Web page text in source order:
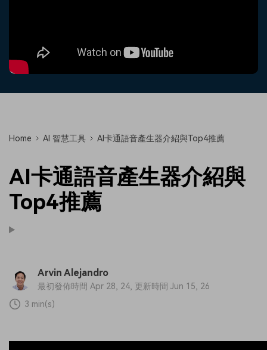
產品信息
Home AI 智慧工具 AI卡通語音產生器介紹與Top4推薦
AI卡通語音產生器介紹與
Top4推薦
Arvin Alejandro
最初發佈時間 Apr 28, 24, 更新時間 Jun 15, 26
3 min(s)